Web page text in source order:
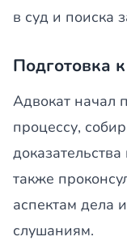
в суд и поиска
Подготовка
Адвокат начал
процессу,
также
аспектам дела
слушаниям.